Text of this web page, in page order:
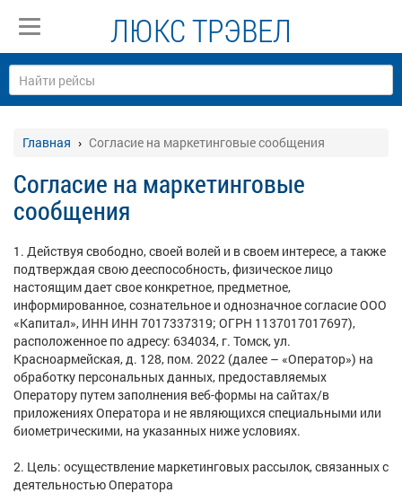
ЛЮКС ТРЭВЕЛ
Главная Согласие на маркетинговые сообщения
Согласие на маркетинговые
сообщения
1. Действуя свободно, своей волей и в своем интересе, а также
подтверждая свою дееспособность, физическое лицо
настоящим дает свое конкретное, предметное,
информированное, сознательное и однозначное согласие ООО
«Капитал», ИНН ИНН 7017337319; ОГРН 1137017017697),
расположенное по адресу: 634034, г. Томск, ул.
Красноармейская, д. 128, пом. 2022 (далее – «Оператор») на
обработку персональных данных, предоставляемых
Оператору путем заполнения веб-формы на сайтах/в
приложениях Оператора и не являющихся специальными или
биометрическими, на указанных ниже условиях.
2. Цель: осуществление маркетинговых рассылок, связанных с
деятельностью Оператора